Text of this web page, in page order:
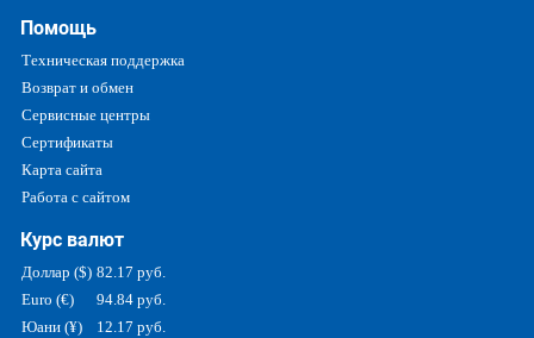
Помощь
Техническая поддержка
Возврат и обмен
Сервисные центры
Сертификаты
Карта сайта
Работа с сайтом
Курс валют
Доллар ($) 82.17 руб.
Euro (€)
94.84 руб.
Юани (¥)
12.17 руб.